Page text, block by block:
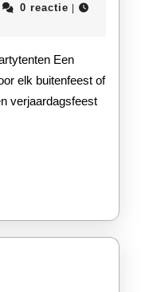
Tips
en
0 reactie
elk buitenfeest of
verjaardagsfeest